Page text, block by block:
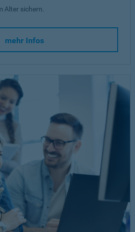
Alter sichern.
mehr Infos